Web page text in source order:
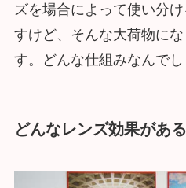
ズを場合によって使い分
すけど、そんな大荷物に
す。どんな仕組みなんでし
どんなレンズ効果があ